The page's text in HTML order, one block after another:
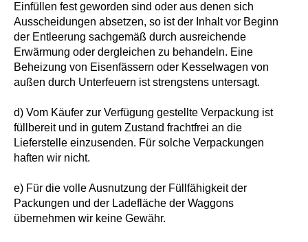
Einfüllen fest geworden sind oder aus denen sich
Ausscheidungen absetzen, so ist der Inhalt vor Beginn
der Entleerung sachgemäß durch ausreichende
Erwärmung oder dergleichen zu behandeln. Eine
Beheizung von Eisenfässern oder Kesselwagen von
außen durch Unterfeuern ist strengstens untersagt.
d) Vom Käufer zur Verfügung gestellte Verpackung ist
füllbereit und in gutem Zustand frachtfrei an die
Lieferstelle einzusenden. Für solche Verpackungen
haften wir nicht.
e) Für die volle Ausnutzung der Füllfähigkeit der
Packungen und der Ladefläche der Waggons
übernehmen wir keine Gewähr.